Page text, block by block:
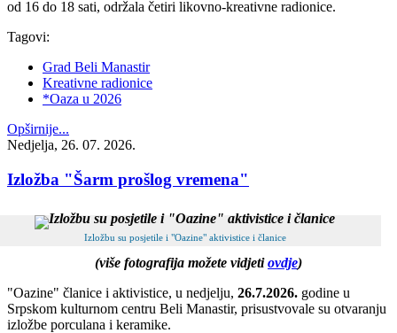
od 16 do 18 sati, održala četiri likovno-kreativne radionice.
Tagovi:
Grad Beli Manastir
Kreativne radionice
*Oaza u 2026
Opširnije...
Nedjelja, 26. 07. 2026.
Izložba "Šarm prošlog vremena"
Izložbu su posjetile i "Oazine" aktivistice i članice
(više fotografija možete vidjetiovdje)
"Oazine" članice i aktivistice, u nedjelju, 26.7.2026. godine u
Srpskom kulturnom centru Beli Manastir, prisustvovale su otvaranju
izložbe porculana i keramike.